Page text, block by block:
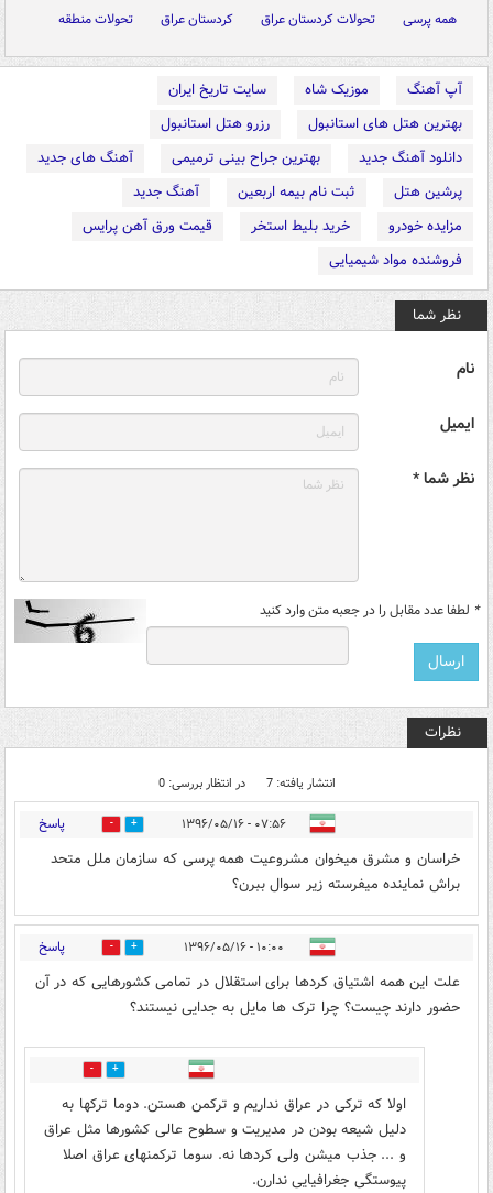
همه پرسی تحولات کردستان عراق کردستان عراق تحولات منطقه
آپ آهنگ موزیک شاه
سایت تاریخ ایران
بهترین هتل های استانبول
رزرو هتل استانبول
دانلود آهنگ جدید
بهترین جراح بینی ترمیمی
آهنگ های جدید
پرشین هتل
ثبت نام بیمه اربعین
آهنگ جدید
مزایده خودرو
خرید بلیط استخر
قیمت ورق آهن پرایس
فروشنده مواد شیمیایی
نظر شما
نام
ایمیل
نظر شما *
* لطفا عدد مقابل را در جعبه متن وارد کنید
نظرات
انتشار یافته: 7 در انتظار بررسی: 0
۰۷:۵۶ - ۱۳۹۶/۰۵/۱۶ 13 پاسخ
خراسان و مشرق میخوان مشروعیت همه پرسی که سازمان ملل متحد
براش نماینده میفرسته زیر سوال ببرن؟
۱۰:۰۰ - ۱۳۹۶/۰۵/۱۶ 3 پاسخ
علت این همه اشتیاق کردها برای استقلال در تمامی کشورهایی که در آن
حضور دارند چیست؟ چرا ترک ها مایل به جدایی نیستند؟
10
اولا که ترکی در عراق نداریم و ترکمن هستن. دوما ترکها به
دلیل شیعه بودن در مدیریت و سطوح عالی کشورها مثل عراق
و ... جذب میشن ولی کردها نه. سوما ترکمنهای عراق اصلا
پیوستگی جغرافیایی ندارن.